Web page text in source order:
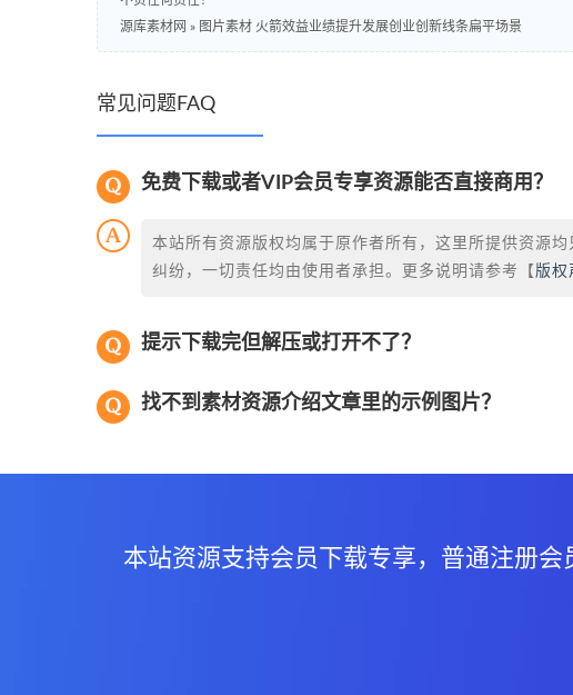
源库素材网 » 图片素材 火箭效益业绩提升发展创业创新线条扁平场景
常见问题FAQ
免费下载或者VIP会员专享资源能否直接商用？
本站所有资源版权均属于原作者所有，这里所提供资源
纠纷，一切责任均由使用者承担。更多说明请参考【 版权
提示下载完但解压或打开不了？
找不到素材资源介绍文章里的示例图片？
本站资源支持会员下载专享，普通注册